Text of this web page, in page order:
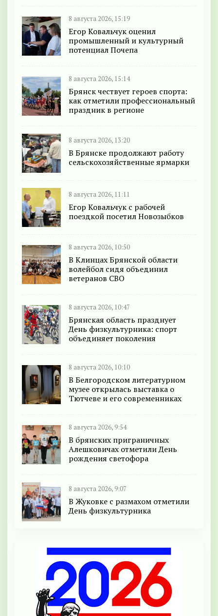
8 августа 2026, 15:19
Егор Ковальчук оценил
промышленный и культурный
потенциал Почепа
8 августа 2026, 15:14
Брянск чествует героев спорта:
как отметили профессиональный
праздник в регионе
8 августа 2026, 13:20
В Брянске продолжают работу
сельскохозяйственные ярмарки
8 августа 2026, 11:11
Егор Ковальчук с рабочей
поездкой посетил Новозыбков
8 августа 2026, 10:50
В Клинцах Брянской области
волейбол сидя объединил
ветеранов СВО
8 августа 2026, 10:47
Брянская область празднует
День физкультурника: спорт
объединяет поколения
8 августа 2026, 10:10
В Белгородском литературном
музее открылась выставка о
Тютчеве и его современниках
8 августа 2026, 9:54
В брянских приграничных
Алешковичах отметили День
рождения светофора
8 августа 2026, 9:07
В Жуковке с размахом отметили
День физкультурника